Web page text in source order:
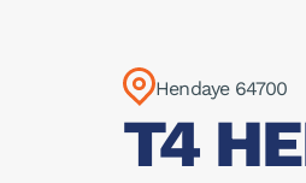
Hendaye 64700
T4